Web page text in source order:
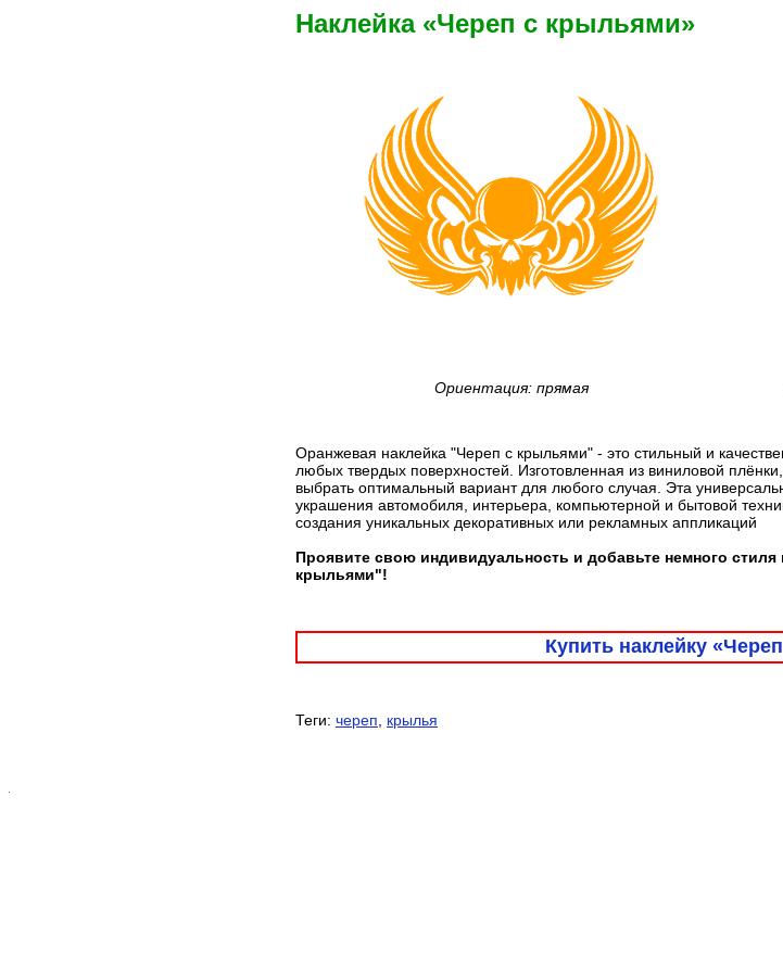
Наклейка «Череп с крыльями»
Ориентация: прямая
Оранжевая наклейка "Череп с крыльями" - это стильный и
любых твердых поверхностей. Изготовленная из виниловой
выбрать оптимальный вариант для любого случая. Эта
украшения автомобиля, интерьера, компьютерной и бытовой
создания уникальных декоративных или рекламных аппликаций
Проявите свою индивидуальность и добавьте немного
крыльями"!
Купить наклейку
Теги: череп, крылья